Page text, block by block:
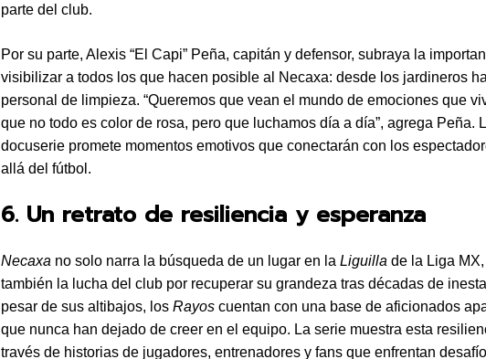
parte del club.
Por su parte, Alexis “El Capi” Peña, capitán y defensor, subraya la
visibilizar a todos los que hacen posible al Necaxa: desde los jardineros
personal de limpieza. “Queremos que vean el mundo de emociones que
que no todo es color de rosa, pero que luchamos día a día”, agrega Peña.
docuserie promete momentos emotivos que conectarán con los
allá del fútbol.
6. Un retrato de resiliencia y esperanza
Necaxa no solo narra la búsqueda de un lugar en la Liguilla de la Liga
también la lucha del club por recuperar su grandeza tras décadas de
pesar de sus altibajos, los Rayos cuentan con una base de aficionados
que nunca han dejado de creer en el equipo. La serie muestra esta
través de historias de jugadores, entrenadores y fans que enfrentan